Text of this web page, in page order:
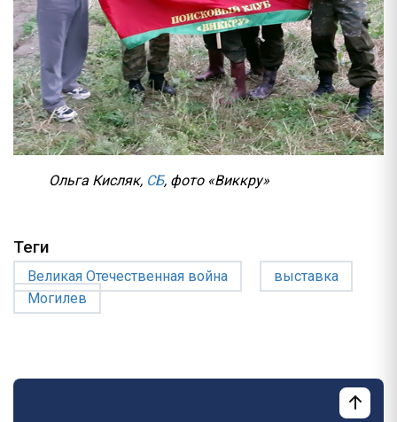
Ольга Кисляк, СБ, фото «Виккру»
Теги
Великая Отечественная война
выставка
Могилев